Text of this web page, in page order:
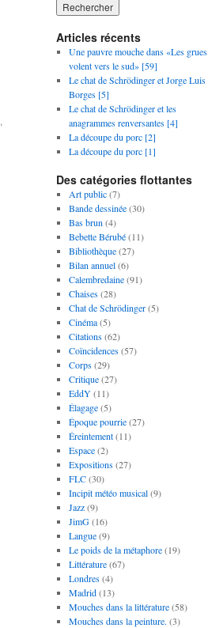
,
Articles récents
Une pauvre mouche dans «Les grues
volent vers le sud» [59]
Le chat de Schrödinger et Jorge Luis
Borges [5]
Le chat de Schrödinger et les
anagrammes renversantes [4]
La découpe du porc [2]
La découpe du porc [1]
Des catégories flottantes
Art public(7)
Bande dessinée(30)
Bas brun (4)
Bebette Bérubé(11)
Bibliothèque(27)
Bilan annuel(6)
Calembredaine(91)
Chaises(28)
Chat de Schrödinger(5)
Cinéma(5)
Citations(62)
Coïncidences(57)
Corps(29)
Critique(27)
EddY(11)
Élagage(5)
Époque pourrie(27)
Éreintement(11)
Espace(2)
Expositions(27)
FLC(30)
Incipit météo musical(9)
Jazz(9)
JimG(16)
Langue(9)
Le poids de la métaphore(19)
Littérature(67)
Londres(4)
Madrid(13)
Mouches dans la littérature(58)
Mouches dans la peinture. (3)